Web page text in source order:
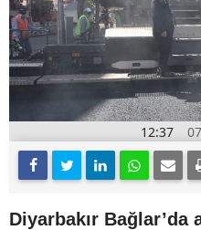
12:37
Diyarbakır Bağlar’da